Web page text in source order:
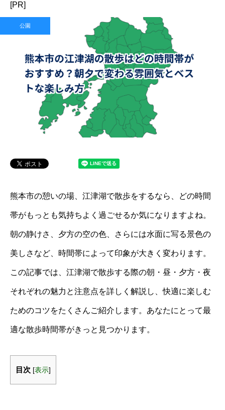
[PR]
公園
熊本市の憩いの場、江津湖で散歩をするなら、どの時間
帯がもっとも気持ちよく過ごせるか気になりますよね。
朝の静けさ、夕方の空の色、さらには水面に写る景色の
美しさなど、時間帯によって印象が大きく変わります。
この記事では、江津湖で散歩する際の朝・昼・夕方・夜
それぞれの魅力と注意点を詳しく解説し、快適に楽しむ
ためのコツをたくさんご紹介します。あなたにとって最
適な散歩時間帯がきっと見つかります。
目次 [表示]